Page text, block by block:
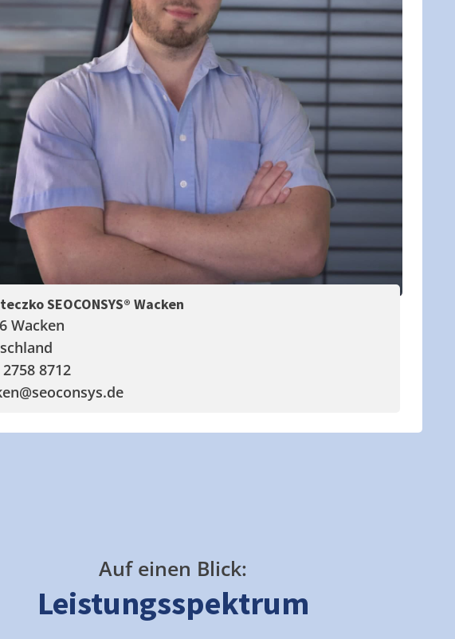
SEOCONSYS® Wacken
Wacken
8712
@seoconsys.de
Auf einen Blick:
Leistungsspektrum